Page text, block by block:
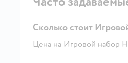
Сколько стоит
Цена на Игровой набор